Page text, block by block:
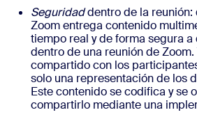
Seguridaddentro de la reunión:
Zoom entrega contenido
tiempo real y de forma segura
dentro de una reunión de
compartido con los
solo una representación de los
Este contenido se codifica y se
compartirlo mediante una